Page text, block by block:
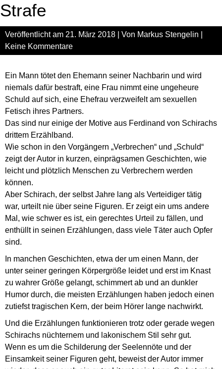
Strafe
Veröffentlicht am 21. März 2018 | Von Markus Stengelin
Keine Kommentare
Ein Mann tötet den Ehemann seiner Nachbarin und wird
niemals dafür bestraft, eine Frau nimmt eine ungeheure
Schuld auf sich, eine Ehefrau verzweifelt am sexuellen
Fetisch ihres Partners.
Das sind nur einige der Motive aus Ferdinand von Schirachs
drittem Erzählband.
Wie schon in den Vorgängern „Verbrechen“ und „Schuld“
zeigt der Autor in kurzen, einprägsamen Geschichten, wie
leicht und plötzlich Menschen zu Verbrechern werden
können.
Aber Schirach, der selbst Jahre lang als Verteidiger tätig
war, urteilt nie über seine Figuren. Er zeigt ein ums andere
Mal, wie schwer es ist, ein gerechtes Urteil zu fällen, und
enthüllt in seinen Erzählungen, dass viele Täter auch Opfer
sind.
In manchen Geschichten, etwa der um einen Mann, der
unter seiner geringen Körpergröße leidet und erst im Knast
zu wahrer Größe gelangt, schimmert ab und an dunkler
Humor durch, die meisten Erzählungen haben jedoch einen
zutiefst tragischen Kern, der beim Hörer lange nachwirkt.
Und die Erzählungen funktionieren trotz oder gerade wegen
Schirachs nüchternem und lakonischem Stil sehr gut.
Wenn es um die Schilderung der Seelennöte und der
Einsamkeit seiner Figuren geht, beweist der Autor immer